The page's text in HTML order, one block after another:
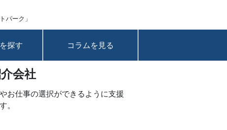
パーク」
探す コラムを見る
会社
お仕事の選択ができるように支援
。